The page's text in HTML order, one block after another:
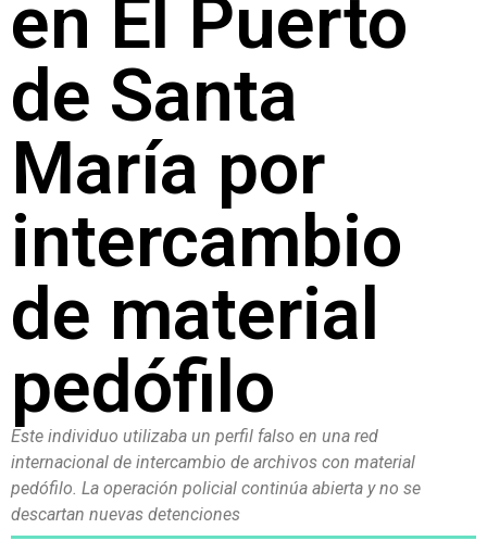
en El Puerto
de Santa
María por
intercambio
de material
pedófilo
Este individuo utilizaba un perfil falso en una red
internacional de intercambio de archivos con material
pedófilo. La operación policial continúa abierta y no se
descartan nuevas detenciones